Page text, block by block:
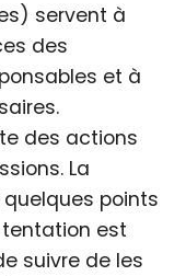
servent à
des
et à
des actions
La
points
est
suivre de les